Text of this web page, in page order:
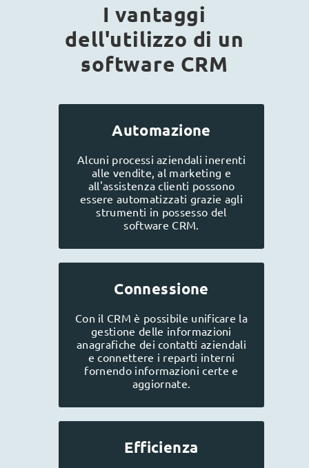
I vantaggi
dell'utilizzo di un
software CRM
Automazione
Alcuni processi aziendali inerenti
alle vendite, al marketing e
all'assistenza clienti possono
essere automatizzati grazie agli
strumenti in possesso del
software CRM.
Connessione
Con il CRM è possibile unificare la
gestione delle informazioni
anagrafiche dei contatti aziendali
e connettere i reparti interni
fornendo informazioni certe e
aggiornate.
Efficienza